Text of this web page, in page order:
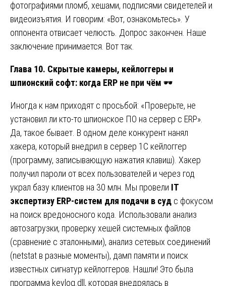
фотографиями пломб, хешами, подписями свидетелей и
видеоизъятия. И говорим: «Вот, ознакомьтесь». У
оппонента отвисает челюсть. Допрос закончен. Наше
заключение принимается. Вот так.
Глава 10. Скрытые камеры, кейлоггеры и
шпионский софт: когда ERP не при чём 🕶️
Иногда к нам приходят с просьбой: «Проверьте, не
установил ли кто-то шпионское ПО на сервер с ERP».
Да, такое бывает. В одном деле конкурент нанял
хакера, который внедрил в сервер 1С кейлоггер
(программу, записывающую нажатия клавиш). Хакер
получил пароли от всех пользователей и через год
украл базу клиентов на 30 млн. Мы провели IT
экспертизу ERP-систем для подачи в суд с фокусом
на поиск вредоносного кода. Использовали анализ
автозагрузки, проверку хешей системных файлов
(сравнение с эталонными), анализ сетевых соединений
(netstat в разные моменты), дамп памяти и поиск
известных сигнатур кейлоггеров. Нашли! Это была
программа keylog.dll, которая внедрялась в